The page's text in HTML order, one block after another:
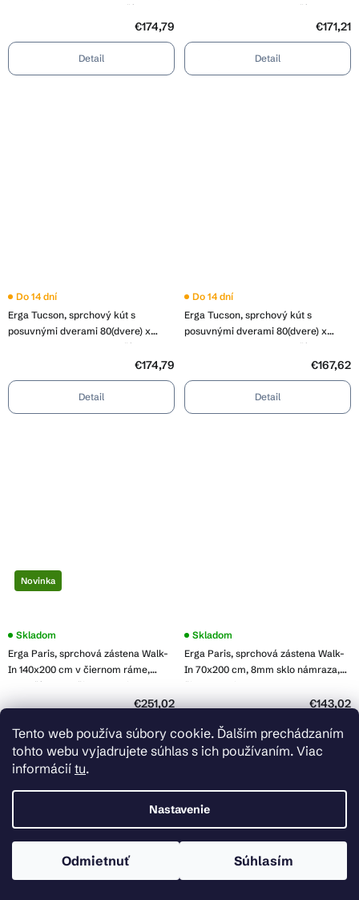
Tento web používa súbory cookie. Ďalším prechádzaním
tohto webu vyjadrujete súhlas s ich používaním. Viac
informácií tu.
Nastavenie
Odmietnuť Súhlasím
100(dvere) x 190 cm, 6mm číre sklo,
čierny profil, ERG-S02-TUCSON-
D090D100-CL-BK
€174,79
Detail
90(dvere) x 190 cm, 6mm číre sklo,
čierny profil, ERG-S02-TUCSON-
D090D090-CL-BK-C
€171,21
Detail
Erga Tucson, sprchový kút s
posuvnými dverami 80(dvere) x
110(dvere) x 190 cm, 6mm číre sklo,
čierny profil, ERG-S02-TUCSON-
D080D110-CL-BK
Do 14 dní
€174,79
Detail
Erga Tucson, sprchový kút s
posuvnými dverami 80(dvere) x
90(dvere) x 190 cm, 6mm číre sklo,
čierny profil, ERG-S02-TUCSON-
D080D090-CL-BK
Do 14 dní
€167,62
Detail
Novinka
Erga Paris, sprchová zástena Walk-
In 140x200 cm v čiernom ráme,
8mm číre sklo, čierny profil, ERG-
Skladom
€251,02
Do košíka
Erga Paris, sprchová zástena Walk-
In 70x200 cm, 8mm sklo námraza,
čierny profil, ERG-V02-PARIS-
Skladom
€143,02
Do košíka